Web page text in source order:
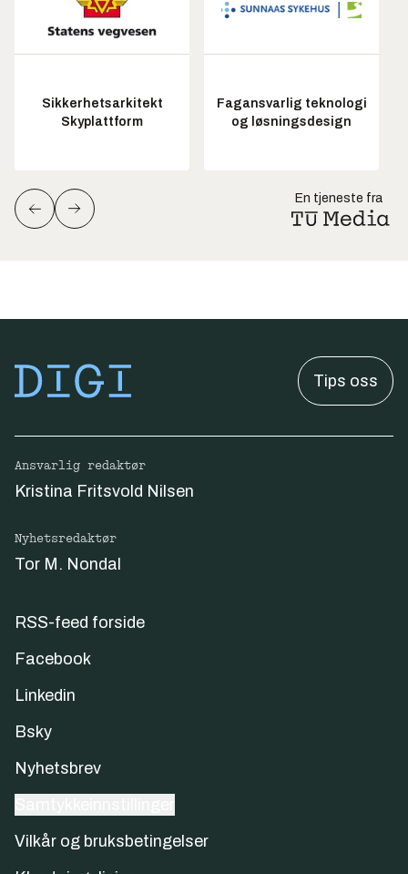
Sikkerhetsarkitekt
Skyplattform
Fagansvarlig teknologi
og løsningsdesign
En tjeneste fra
Tips oss
Ansvarlig redaktør
Kristina Fritsvold Nilsen
Nyhetsredaktør
Tor M. Nondal
RSS-feed forside
Facebook
Linkedin
Bsky
Nyhetsbrev
Vilkår og bruksbetingelser